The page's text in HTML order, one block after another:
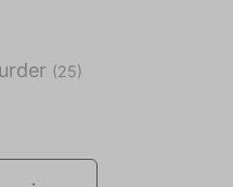
(25)